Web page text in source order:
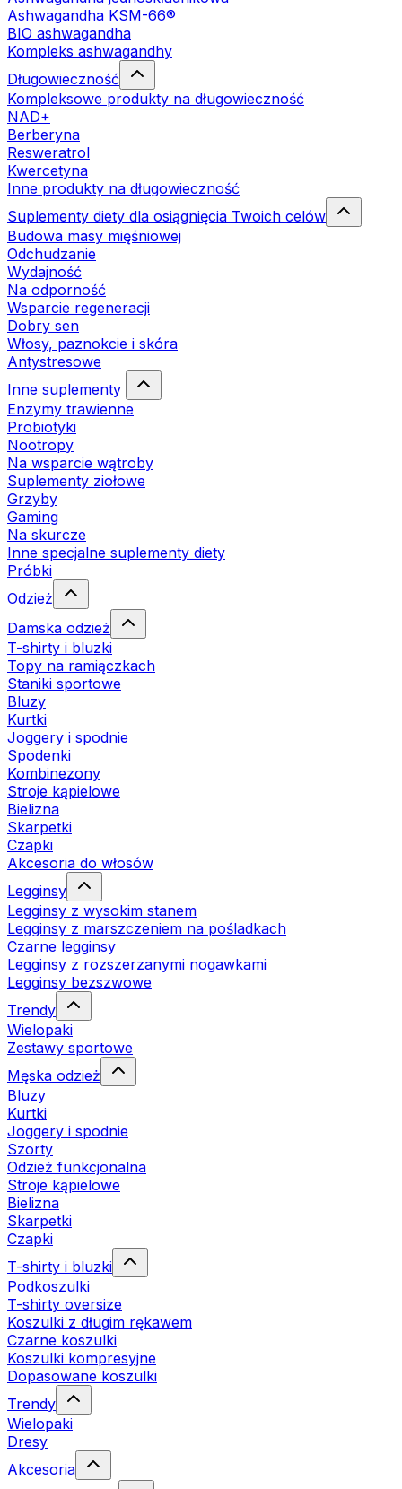
Ashwagandha KSM-66®
BIO ashwagandha
Kompleks ashwagandhy
Długowieczność
Kompleksowe produkty na długowieczność
NAD+
Berberyna
Resweratrol
Kwercetyna
Inne produkty na długowieczność
Suplementy diety dla osiągnięcia Twoich celów
Budowa masy mięśniowej
Odchudzanie
Wydajność
Na odporność
Wsparcie regeneracji
Dobry sen
Włosy, paznokcie i skóra
Antystresowe
Inne suplementy
Enzymy trawienne
Probiotyki
Nootropy
Na wsparcie wątroby
Suplementy ziołowe
Grzyby
Gaming
Na skurcze
Inne specjalne suplementy diety
Próbki
Odzież
Damska odzież
T-shirty i bluzki
Topy na ramiączkach
Staniki sportowe
Bluzy
Kurtki
Joggery i spodnie
Spodenki
Kombinezony
Stroje kąpielowe
Bielizna
Skarpetki
Czapki
Akcesoria do włosów
Legginsy
Legginsy z wysokim stanem
Legginsy z marszczeniem na pośladkach
Czarne legginsy
Legginsy z rozszerzanymi nogawkami
Legginsy bezszwowe
Trendy
Wielopaki
Zestawy sportowe
Męska odzież
Bluzy
Kurtki
Joggery i spodnie
Szorty
Odzież funkcjonalna
Stroje kąpielowe
Bielizna
Skarpetki
Czapki
T-shirty i bluzki
Podkoszulki
T-shirty oversize
Koszulki z długim rękawem
Czarne koszulki
Koszulki kompresyjne
Dopasowane koszulki
Trendy
Wielopaki
Dresy
Akcesoria